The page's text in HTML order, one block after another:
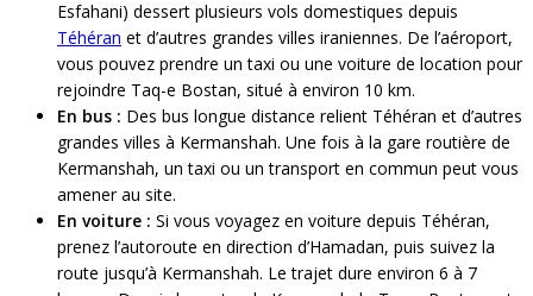
Esfahani) dessert plusieurs vols domestiques depuis
Téhéran et d’autres grandes villes iraniennes. De l’aéroport,
vous pouvez prendre un taxi ou une voiture de location pour
rejoindre Taq-e Bostan, situé à environ 10 km.
En bus : Des bus longue distance relient Téhéran et d’autres
grandes villes à Kermanshah. Une fois à la gare routière de
Kermanshah, un taxi ou un transport en commun peut vous
amener au site.
En voiture : Si vous voyagez en voiture depuis Téhéran,
prenez l’autoroute en direction d’Hamadan, puis suivez la
route jusqu’à Kermanshah. Le trajet dure environ 6 à 7